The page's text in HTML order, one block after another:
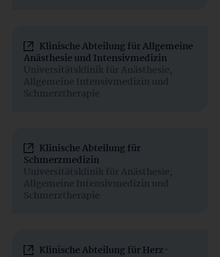
Klinische Abteilung für Allgemeine
Anästhesie und Intensivmedizin
Universitätsklinik für Anästhesie,
Allgemeine Intensivmedizin und
Schmerztherapie
Klinische Abteilung für
Schmerzmedizin
Universitätsklinik für Anästhesie,
Allgemeine Intensivmedizin und
Schmerztherapie
Klinische Abteilung für Herz-